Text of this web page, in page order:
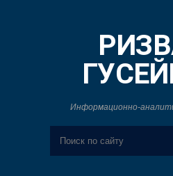
Информационно-